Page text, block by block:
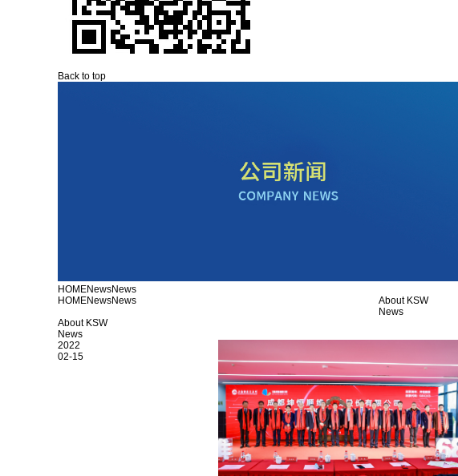
Back to top
HOMENewsNews
HOMENewsNews
About KSW
News
About KSW
News
2022
02-15